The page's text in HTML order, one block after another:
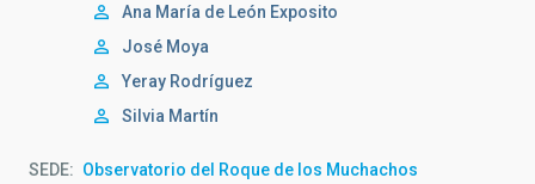
Ana María de León Exposito
José Moya
Yeray Rodríguez
Silvia Martín
SEDE Observatorio del Roque de los Muchachos